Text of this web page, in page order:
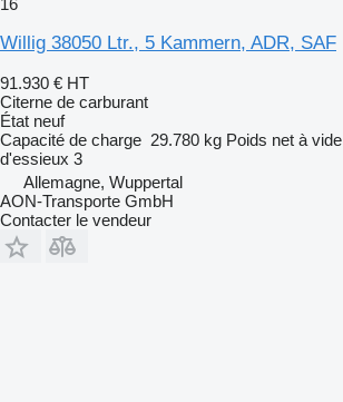
Willig 38050 Ltr., 5 Kammern, ADR, SAF
91.930 € HT
Citerne de carburant
État neuf
Capacité de charge 29.780 kg Poids net à vide
d'essieux 3
Allemagne, Wuppertal
AON-Transporte GmbH
Contacter le vendeur